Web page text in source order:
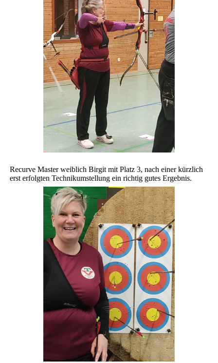
Recurve Master weiblich Birgit mit Platz 3, nach einer kürzlich
erst erfolgten Technikumstellung ein richtig gutes Ergebnis.